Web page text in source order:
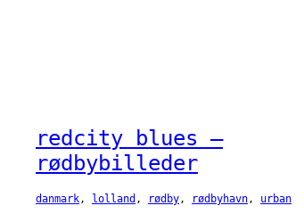
redcity blues –
rødbybilleder
danmark , lolland , rødby , rødbyhavn , urban